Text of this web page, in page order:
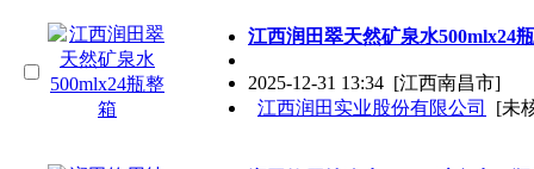
江西润田翠天然矿泉水500mlx24
2025-12-31 13:34 [江西南昌市]
江西润田实业股份有限公司
[未